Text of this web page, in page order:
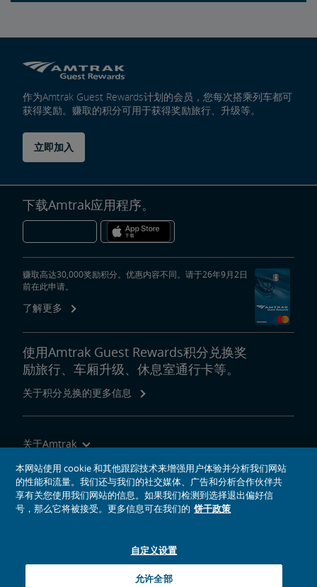
作为Amtrak Guest Rewards计划的会员，您每次搭乘列车都可
获得奖励。赚取的积分可用于获得奖励旅行、升级等。
立即加入
下载Amtrak应用程序。
赚取高达30,000奖励积分。优惠内容不同。请于26年9月2日
前在此申请。
了解更多
使用Amtrak Guest Rewards积分兑换奖
励旅行、车厢升级、休息室通行卡等。
关于积分兑换的更多信息
关于Amtrak
乘坐Amtrak列车旅行
网站工具
Amtrak的Facebook主页将在新窗口中打开
Amtrak的Twitter主页将在新窗口中打开
Amtrak的Instagram主页将在新窗口中打开
Amtrak的Linkedin主页将在新窗口中打开
Amtrak的YouTube主页将在新窗口中打开
Pinterest将在新窗口中打开
本网站使用 cookie 和其他跟踪技术来增强用户体验并分析我们网站
的性能和流量。我们还与我们的社交媒体、广告和分析合作伙伴共
享有关您使用我们网站的信息。如果我们检测到选择退出偏好信
号，那么它将被接受。更多信息可在我们的 饼干政策
自定义设置
允许全部